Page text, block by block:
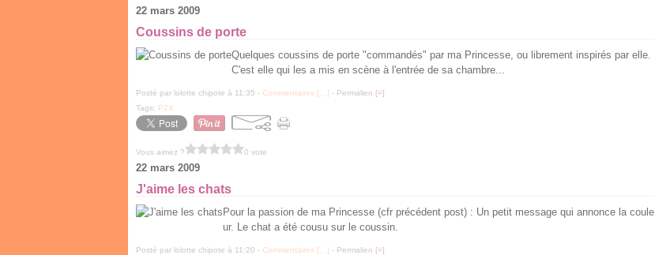
22 mars 2009
Coussins de porte
Quelques coussins de porte "commandés" par ma Princesse, ou librement inspirés par elle.
C'est elle qui les a mis en scène à l'entrée de sa chambre...
Posté par lolotte chipote à 11:35 - Commentaires [ ] - Permalien [#]
Tags: P2X
Vous aimez ? 0 vote
22 mars 2009
J'aime les chats
Pour la passion de ma Princesse (cfr précédent post) : Un petit message qui annonce la coule
ur. Le chat a été cousu sur le coussin.
Posté par lolotte chipote à 11:20 - Commentaires [ ] - Permalien [#]